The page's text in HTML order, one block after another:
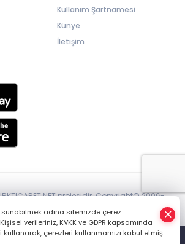
Kullanım Şartnamesi
Künye
İletişim
projesidir. Copyright© 2006-
adına sitemizde çerez
verileriniz, KVKK ve GDPR kapsamında
kullanarak, çerezleri kullanmamızı kabul etmiş